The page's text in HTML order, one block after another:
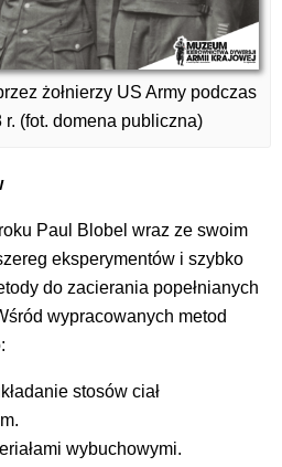
żołnierzy US Army podczas
(fot. domena publiczna)
Paul Blobel wraz ze swoim
eksperymentów i szybko
do zacierania popełnianych
wypracowanych metod
stosów ciał
wybuchowymi.